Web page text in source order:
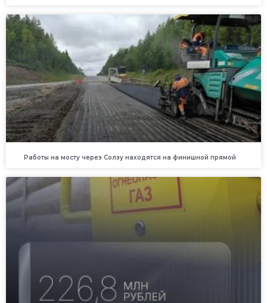
Работы на мосту через Солзу находятся на финишной прямой